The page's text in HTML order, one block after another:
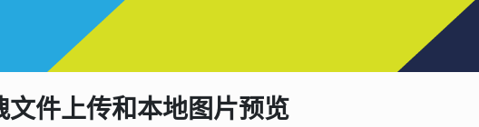
件上传和本地图片预览